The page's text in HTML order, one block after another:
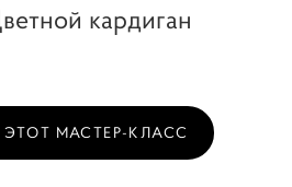
кардиган
ЭТОТ МАСТЕР-КЛАСС